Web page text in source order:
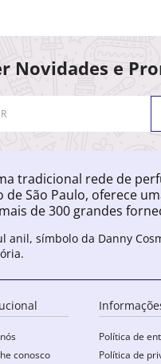
Novidades e
tradicional rede de
de São Paulo, oferece
de 300 grandes
anil, símbolo da Danny
conosco
Política de
Política de